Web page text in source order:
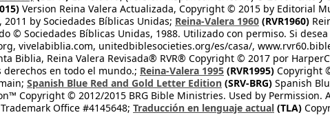
Version Reina Valera Actualizada, Copyright © 2015 by Editorial
by Sociedades Bíblicas Unidas; Reina-Valera 1960 (RVR1960)
© Sociedades Bíblicas Unidas, 1988. Utilizado con permiso. Si
vivelabiblia.com, unitedbiblesocieties.org/es/casa/,
Biblia, Reina Valera Revisada® RVR® Copyright © 2017 por
derechos en todo el mundo.; Reina-Valera 1995 (RVR1995) Copyright
Spanish Blue Red and Gold Letter Edition (SRV-BRG) Spanish
Copyright © 2012/2015 BRG Bible Ministries. Used by Permission.
Office #4145648; Traducción en lenguaje actual (TLA)